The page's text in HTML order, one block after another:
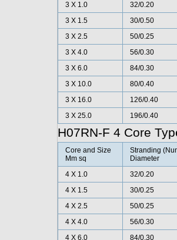
3 X 1.0
32/0.20
3 X 1.5
30/0.50
3 X 2.5
50/0.25
3 X 4.0
56/0.30
3 X 6.0
84/0.30
3 X 10.0
80/0.40
3 X 16.0
126/0.40
3 X 25.0
196/0.40
H07RN-F 4 Core
Core and Size
Mm sq
Stranding
Diameter
4 X 1.0
32/0.20
4 X 1.5
30/0.25
4 X 2.5
50/0.25
4 X 4.0
56/0.30
4 X 6.0
84/0.30